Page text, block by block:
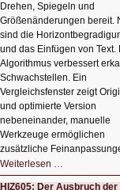
Drehen, Spiegeln und
Größenänderungen bereit.
sind die
und das Einfügen von Text.
Algorithmus verbessert
Schwachstellen. Ein
Vergleichsfenster zeigt
und optimierte Version
nebeneinander, manuelle
Werkzeuge ermöglichen
zusätzliche
Weiterlesen …
mit
HIZ605: Der Ausbruch der